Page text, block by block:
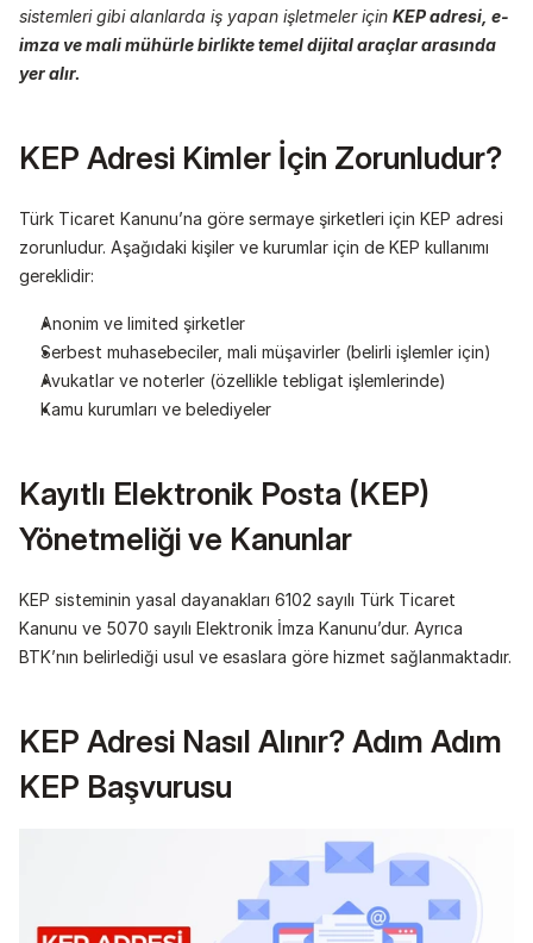
sistemleri gibi alanlarda iş yapan işletmeler için KEP adresi, e-
imza ve mali mühürle birlikte temel dijital araçlar arasında
yer alır.
KEP Adresi Kimler İçin Zorunludur?
Türk Ticaret Kanunu’na göre sermaye şirketleri için KEP adresi
zorunludur. Aşağıdaki kişiler ve kurumlar için de KEP kullanımı
gereklidir:
Anonim ve limited şirketler
Serbest muhasebeciler, mali müşavirler (belirli işlemler için)
Avukatlar ve noterler (özellikle tebligat işlemlerinde)
Kamu kurumları ve belediyeler
Kayıtlı Elektronik Posta (KEP)
Yönetmeliği ve Kanunlar
KEP sisteminin yasal dayanakları 6102 sayılı Türk Ticaret
Kanunu ve 5070 sayılı Elektronik İmza Kanunu’dur. Ayrıca
BTK’nın belirlediği usul ve esaslara göre hizmet sağlanmaktadır.
KEP Adresi Nasıl Alınır? Adım Adım
KEP Başvurusu